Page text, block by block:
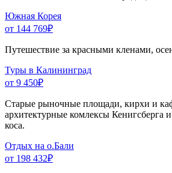
Южная Корея
от 144 769₽
Путешествие за красными кленами,
Туры в Калининград
от 9 450₽
Старые рыночные площади, кирхи и
архитектурные комлексы Кенигсберга
коса.
Отдых на о.Бали
от 198 432₽